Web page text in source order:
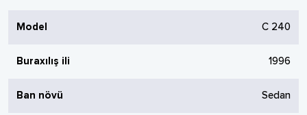
Model C 240
Buraxılış ili 1996
Ban növü Sedan